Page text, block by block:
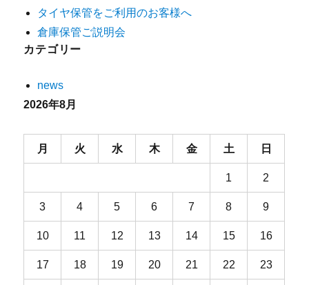
タイヤ保管をご利用のお客様へ
倉庫保管ご説明会
カテゴリー
news
2026年8月
月 火 水 木 金 土 日
1 2
3 4 5 6 7 8 9
10 11 12 13 14 15 16
17 18 19 20 21 22 23